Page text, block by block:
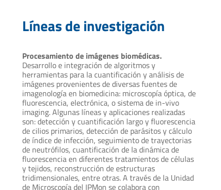
Líneas de investigación
Procesamiento de imágenes biomédicas.
Desarrollo e integración de algoritmos y
herramientas para la cuantificación y análisis de
imágenes provenientes de diversas fuentes de
imagenología en biomedicina: microscopía óptica, de
fluorescencia, electrónica, o sistema de in-vivo
imaging. Algunas líneas y aplicaciones realizadas
son: detección y cuantificación largo y fluorescencia
de cilios primarios, detección de parásitos y cálculo
de índice de infección, seguimiento de trayectorias
de neutrófilos, cuantificación de la dinámica de
fluorescencia en diferentes tratamientos de células
y tejidos, reconstrucción de estructuras
tridimensionales, entre otras. A través de la Unidad
de Microscopía del IPMon se colabora con